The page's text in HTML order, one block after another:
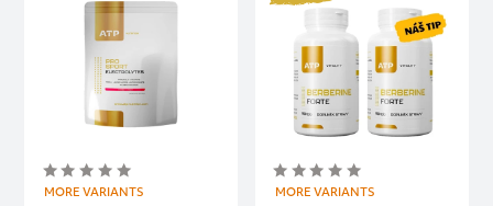
MORE VARIANTS MORE VARIANTS